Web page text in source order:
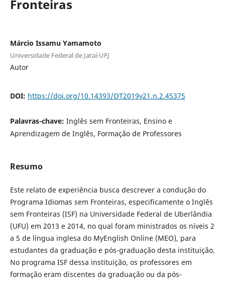
Fronteiras
Márcio Issamu Yamamoto
Universidade Federal de Jataí-UFJ
Autor
DOI: https://doi.org/10.14393/OT2019v21.n.2.45375
Palavras-chave: Inglês sem Fronteiras, Ensino e
Aprendizagem de Inglês, Formação de Professores
Resumo
Este relato de experiência busca descrever a condução do
Programa Idiomas sem Fronteiras, especificamente o Inglês
sem Fronteiras (ISF) na Universidade Federal de Uberlândia
(UFU) em 2013 e 2014, no qual foram ministrados os níveis 2
a 5 de língua inglesa do MyEnglish Online (MEO), para
estudantes da graduação e pós-graduação desta instituição.
No programa ISF dessa instituição, os professores em
formação eram discentes da graduação ou da pós-